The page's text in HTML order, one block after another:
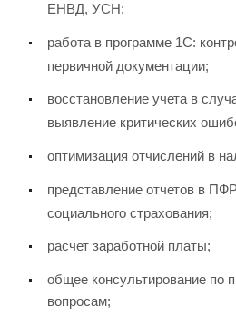
ЕНВД, УСН;
работа в программе 1С:
первичной документации;
восстановление учета в
выявление критических
оптимизация отчислений в
представление отчетов в
социального страхования;
расчет заработной платы;
общее консультирование по
вопросам;